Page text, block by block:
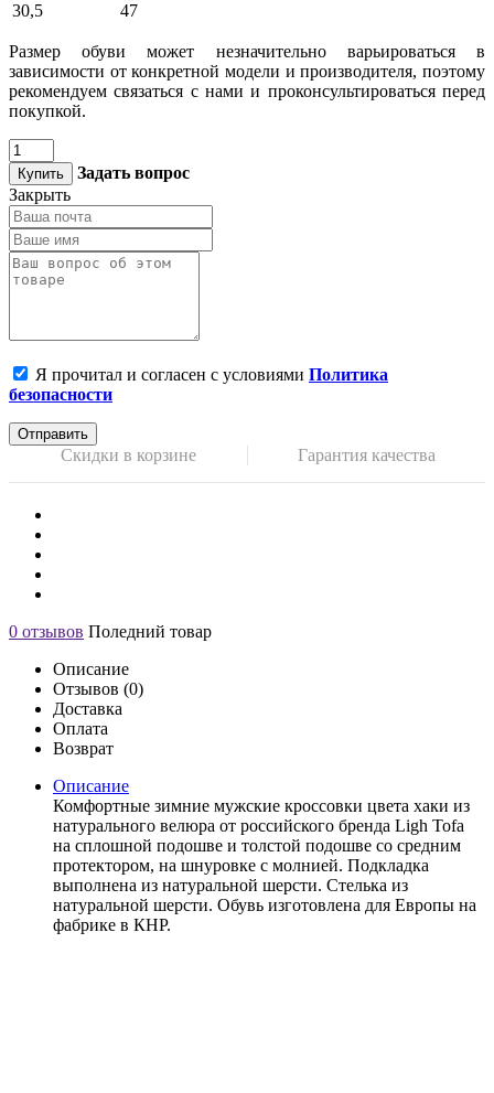
30,5
47
Размер обуви может незначительно варьироваться в
зависимости от конкретной модели и производителя, поэтому
рекомендуем связаться с нами и проконсультироваться перед
покупкой.
Купить
Задать вопрос
Закрыть
Я прочитал и согласен с условиями Политика
безопасности
Отправить
Скидки в корзине Гарантия качества
0 отзывов Поледний товар
Описание
Отзывов (0)
Доставка
Оплата
Возврат
Описание
Комфортные зимние мужские кроссовки цвета хаки из
натурального велюра от российского бренда Ligh Tofa
на сплошной подошве и толстой подошве со средним
протектором, на шнуровке с молнией. Подкладка
выполнена из натуральной шерсти. Стелька из
натуральной шерсти. Обувь изготовлена для Европы на
фабрике в КНР.